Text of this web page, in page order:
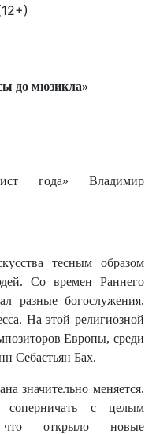
до мюзикла»
года» Владимир
тесным образом
Со времен Раннего
разные богослужения,
На этой религиозной
Европы, среди
Себастьян Бах.
значительно меняется.
с целым
что открыло новые